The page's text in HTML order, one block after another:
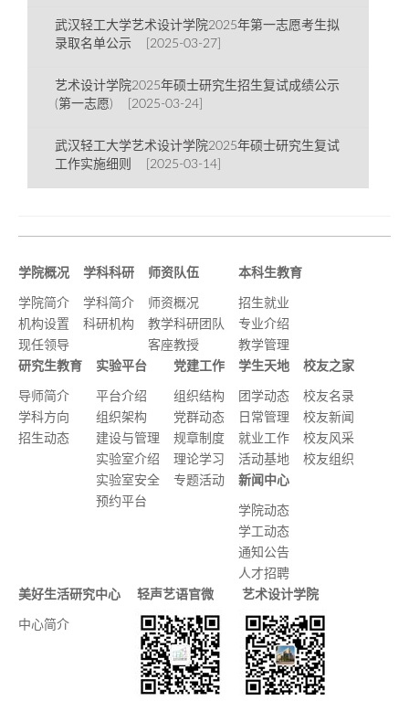
武汉轻工大学艺术设计学院2025年第一志愿考生拟
录取名单公示 [2025-03-27]
艺术设计学院2025年硕士研究生招生复试成绩公示
(第一志愿) [2025-03-24]
武汉轻工大学艺术设计学院2025年硕士研究生复试
工作实施细则 [2025-03-14]
学院概况
学院简介
机构设置
现任领导
学科科研
学科简介
科研机构
师资队伍
师资概况
教学科研团队
客座教授
本科生教育
招生就业
专业介绍
教学管理
研究生教育
导师简介
学科方向
招生动态
实验平台
平台介绍
组织架构
建设与管理
实验室介绍
实验室安全
预约平台
党建工作
组织结构
党群动态
规章制度
理论学习
专题活动
学生天地
团学动态
日常管理
就业工作
活动基地
校友之家
校友名录
校友新闻
校友风采
校友组织
新闻中心
学院动态
学工动态
通知公告
人才招聘
美好生活研究中心
中心简介
轻声艺语官微 艺术设计学院